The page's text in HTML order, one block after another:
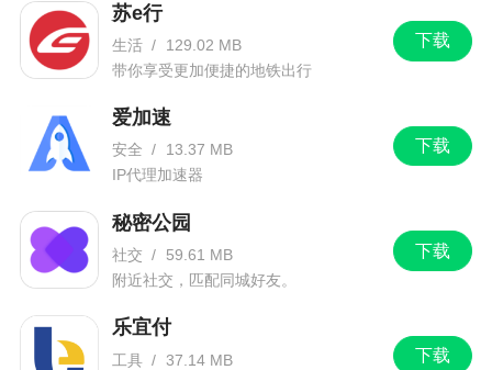
下载
苏e行
生活 /
129.02 MB
带你享受更加便捷的地铁出行
下载
爱加速
安全 /
13.37 MB
IP代理加速器
下载
秘密公园
社交 /
59.61 MB
附近社交，匹配同城好友。
下载
乐宜付
工具 / 37.14 MB